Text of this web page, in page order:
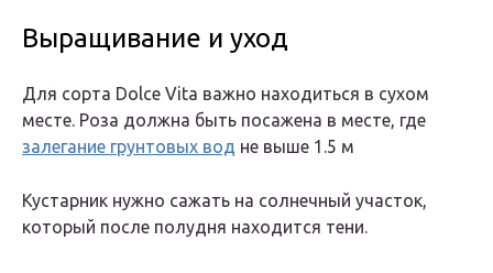
Выращивание и уход
Для сорта Dolce Vita важно находиться в сухом
месте. Роза должна быть посажена в месте, где
залегание грунтовых вод не выше 1.5 м
Кустарник нужно сажать на солнечный участок,
который после полудня находится тени.